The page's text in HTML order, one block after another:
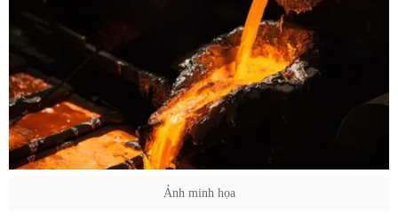
Ảnh minh họa